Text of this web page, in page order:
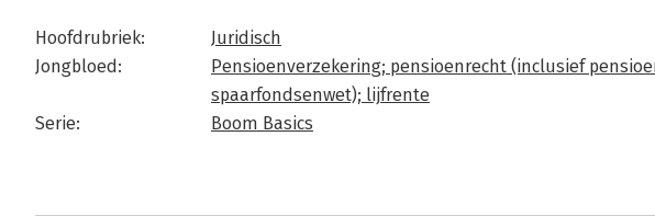
Hoofdrubriek:
Juridisch
Jongbloed:
Pensioenverzekering; pensioenrecht (inclusief
spaarfondsenwet); lijfrente
Serie:
Boom Basics